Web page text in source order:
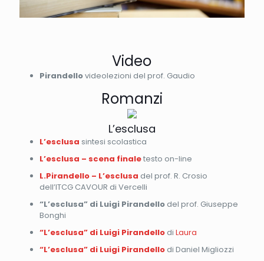
Video
Pirandellovideolezioni del prof. Gaudio
Romanzi
L’esclusa
L’esclusa sintesi scolastica
L’esclusa – scena finaletesto on-line
L.Pirandello – L’esclusa del prof. R. Crosio
dell’ITCG CAVOUR di Vercelli
“L’esclusa” di Luigi Pirandellodel prof. Giuseppe
Bonghi
“L’esclusa” di Luigi Pirandellodi Laura
“L’esclusa” di Luigi Pirandellodi Daniel Migliozzi